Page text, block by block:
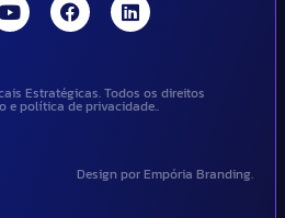
Estratégicas. Todos os direitos
e política de privacidade..
Design por Empória Branding.